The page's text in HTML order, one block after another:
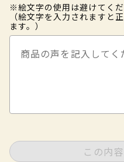
※絵文字の使用は避けてくだ
（絵文字を入力されますと
ます。）
この内